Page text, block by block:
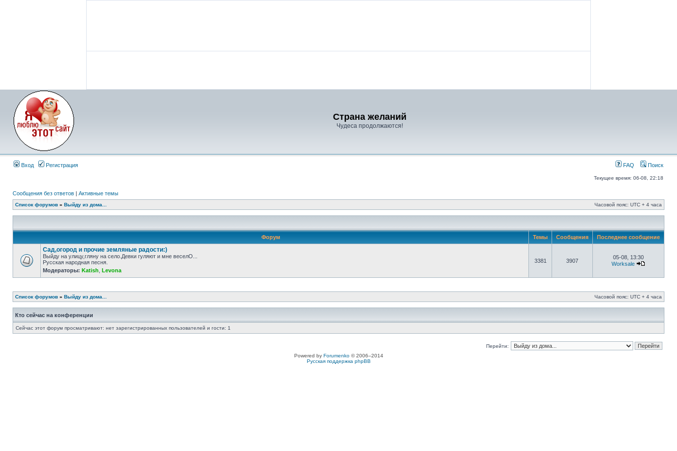
Страна желаний
Чудеса продолжаются!
Вход Регистрация FAQ Поиск
Текущее время: 06-08, 22:18
Сообщения без ответов | Активные темы
Список форумов » Выйду из дома... Часовой пояс: UTC + 4 часа
Форум Темы Сообщения Последнее сообщение
Сад,огород и прочие земляные радости:)
Выйду на улицу,гляну на село.Девки гуляют и мне веселО...
Русская народная песня.
Модераторы: Katish Levona
3381 3907
05-08, 13:30
Worksale
Список форумов » Выйду из дома... Часовой пояс: UTC + 4 часа
Кто сейчас на конференции
Сейчас этот форум просматривают: нет зарегистрированных пользователей и гости: 1
Перейти:
Powered by Forumenko© 2006–2014
Русская поддержка phpBB